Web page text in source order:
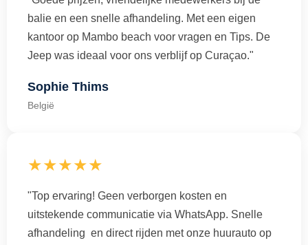
balie en een snelle afhandeling. Met een eigen
kantoor op Mambo beach voor vragen en Tips. De
Jeep was ideaal voor ons verblijf op Curaçao."
Sophie Thims
België
★★★★★
"Top ervaring! Geen verborgen kosten en
uitstekende communicatie via WhatsApp. Snelle
afhandeling en direct rijden met onze huurauto op